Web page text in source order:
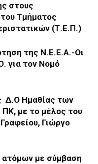
στους
Τμήματος
(Τ.Ε.Π.)
της Ν.Ε.Ε.Α.-Οι
για τον Νομό
Δ.Ο Ημαθίας των
με το μέλος του
Γιώργο
με σύμβαση